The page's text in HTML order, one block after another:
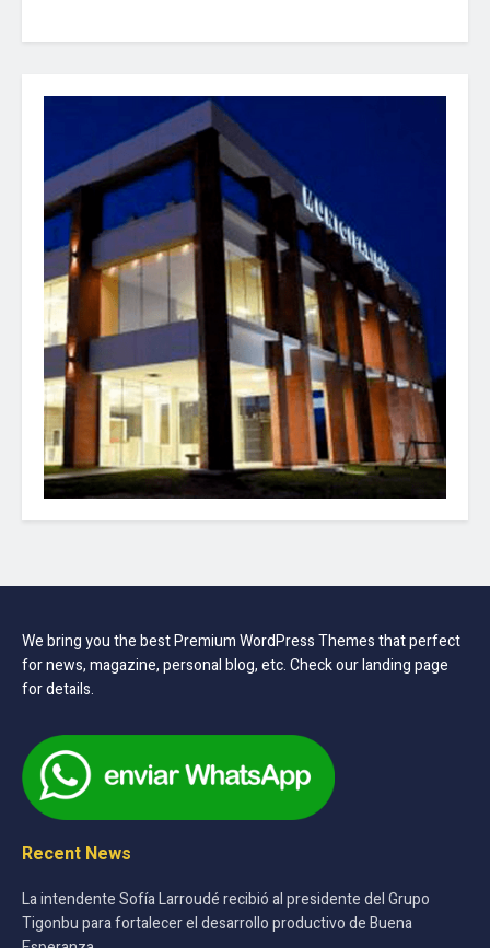
We bring you the best Premium WordPress Themes that perfect
for news, magazine, personal blog, etc. Check our landing page
for details.
Recent News
La intendente Sofía Larroudé recibió al presidente del Grupo
Tigonbu para fortalecer el desarrollo productivo de Buena